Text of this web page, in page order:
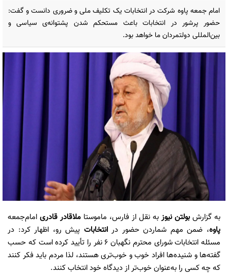
امام جمعه پاوه شرکت در انتخابات یک تکلیف ملی و ضروری دانست و گفت:
حضور پرشور در انتخابات باعث مستحکم شدن پشتوانه‌ی سیاسی و
بین‌المللی دولتمردان ما خواهد بود.
به گزارشبولتن نیوز به نقل از فارس، ماموستا ملاقادر قادری امام‌جمعه
پاوه، ضمن مهم شماردن حضور درانتخابات پیش رو، اظهار کرد: در
مسئله انتخابات شورای محترم نگهبان ۶ نفر را تأیید کرده است که حسب
گفته‌ها و شنیده‌ها افراد خوب و خوب‌تری هستند، لذا مردم باید فکر کنند
که چه کسی را به‌عنوان خوب‌تر از دیدگاه خود انتخاب کنند.